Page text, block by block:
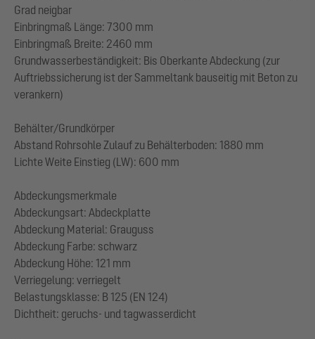
Grad neigbar
Einbringmaß Länge: 7300 mm
Einbringmaß Breite: 2460 mm
Grundwasserbeständigkeit: Bis Oberkante Abdeckung (zur
Auftriebssicherung ist der Sammeltank bauseitig mit Beton zu
verankern)
Behälter/Grundkörper
Abstand Rohrsohle Zulauf zu Behälterboden: 1880 mm
Lichte Weite Einstieg (LW): 600 mm
Abdeckungsmerkmale
Abdeckungsart: Abdeckplatte
Abdeckung Material: Grauguss
Abdeckung Farbe: schwarz
Abdeckung Höhe: 121 mm
Verriegelung: verriegelt
Belastungsklasse: B 125 (EN 124)
Dichtheit: geruchs- und tagwasserdicht